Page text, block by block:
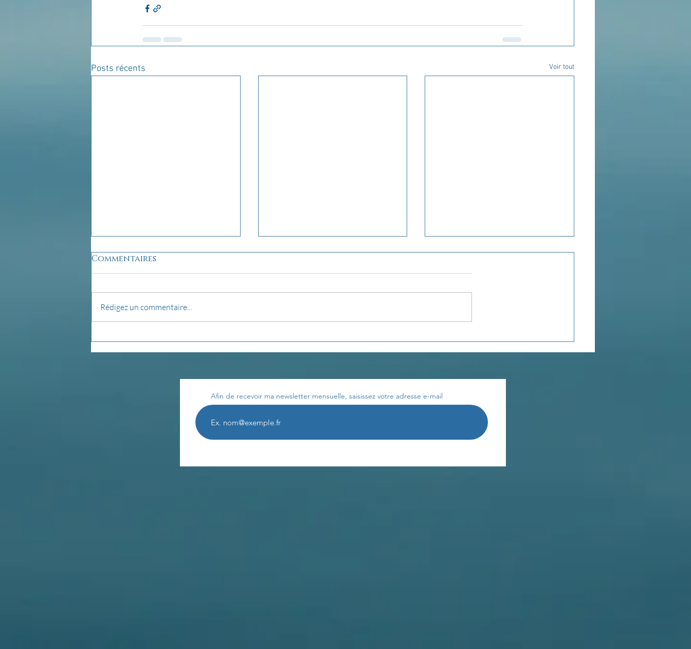
Posts récents Voir tout
Développer la
visualisation
LA POROSITÉ
ÉMOTIONNELLE
Commentaires
Rédigez un commentaire...
Afin de recevoir ma newsletter mensuelle, saisissez votre adresse e-mail